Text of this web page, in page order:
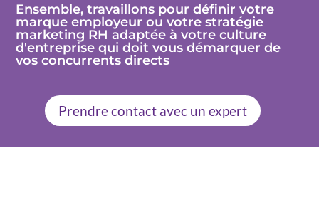
Ensemble, travaillons pour définir votre
marque employeur ou votre stratégie
marketing RH adaptée à votre culture
d'entreprise qui doit vous démarquer de
vos concurrents directs
Prendre contact avec un expert